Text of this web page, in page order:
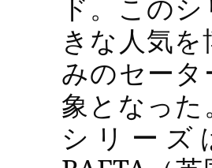
ド。この
きな人気
みのセー
象となっ
シリーズ